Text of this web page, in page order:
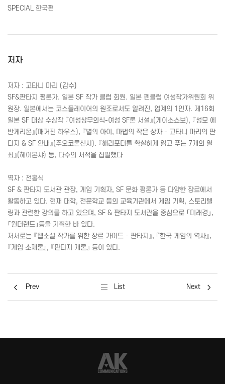
SPECIAL 한국편
저자
저자 : 고타니 마리 (감수)
SF&판타지 평론가. 일본 SF 작가 클럽 회원. 일본 펜클럽 여성작가위원회 위
원장. 일본에서는 코스플레이어의 원조로서도 알려진, 업계의 1인자. 제16회
일본 SF 대상 수상작 『여성상무의식-여성 SF론 서설』(게이소쇼보), 『성모 에
반게리온』(매거진 하우스), 『별의 아이, 마법의 작은 상자 - 고타니 마리의 판
타지 & SF 안내』(주오코론신샤). 『해리포터를 확실하게 읽고 푸는 7개의 열
쇠』(헤이본샤) 등, 다수의 서적을 집필했다
역자 : 전홍식
SF & 판타지 도서관 관장, 게임 기획자, SF 문화 평론가 등 다양한 장르에서
활동하고 있다. 현재 대학, 전문학교 등의 교육기관에서 게임 기획, 스토리텔
링과 관련한 강의를 하고 있으며, SF & 판타지 도서관을 중심으로 「미래경」,
「원더랜드」등을 기획한 바 있다.
저서로는 『웹소설 작가를 위한 장르 가이드 - 판타지』, 『한국 게임의 역사』,
『게임 소재론』, 『판타지 개론』 등이 있다.
Prev List Next